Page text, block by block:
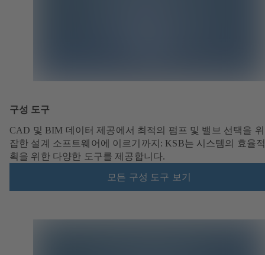
구성 도구
CAD 및 BIM 데이터 제공에서 최적의 펌프 및 밸브 선택을
잡한 설계 소프트웨어에 이르기까지: KSB는 시스템의 효율
획을 위한 다양한 도구를 제공합니다.
모든 구성 도구 보기